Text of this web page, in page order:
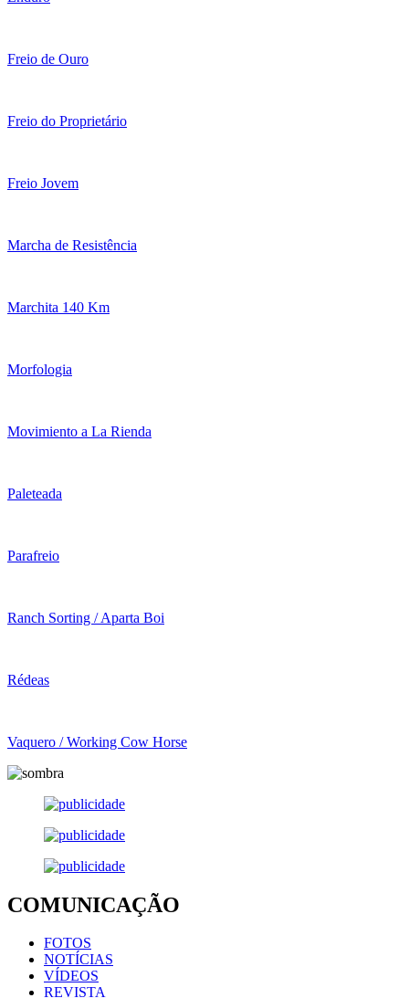
Freio de Ouro
Freio do Proprietário
Freio Jovem
Marcha de Resistência
Marchita 140 Km
Morfologia
Movimiento a La Rienda
Paleteada
Parafreio
Ranch Sorting / Aparta Boi
Rédeas
Vaquero / Working Cow Horse
COMUNICAÇÃO
FOTOS
NOTÍCIAS
VÍDEOS
REVISTA